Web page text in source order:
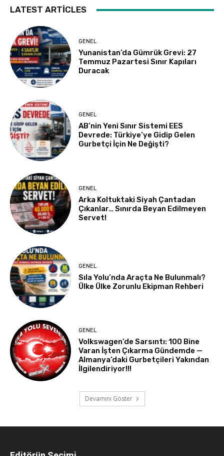
LATEST ARTICLES
GENEL
Yunanistan’da Gümrük Grevi: 27
Temmuz Pazartesi Sınır Kapıları
Duracak
GENEL
AB’nin Yeni Sınır Sistemi EES
Devrede: Türkiye’ye Gidip Gelen
Gurbetçi İçin Ne Değişti?
GENEL
Arka Koltuktaki Siyah Çantadan
Çıkanlar… Sınırda Beyan Edilmeyen
Servet!
GENEL
Sıla Yolu’nda Araçta Ne Bulunmalı?
Ülke Ülke Zorunlu Ekipman Rehberi
GENEL
Volkswagen’de Sarsıntı: 100 Bine
Varan İşten Çıkarma Gündemde —
Almanya’daki Gurbetçileri Yakından
İlgilendiriyor!!!
Devamını Göster